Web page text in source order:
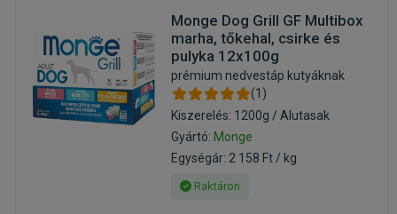
Monge Dog Grill GF Multibox
marha, tőkehal, csirke és
pulyka 12x100g
prémium nedvestáp kutyáknak
(1)
Kiszerelés: 1200g / Alutasak
Gyártó: Monge
Egységár: 2 158 Ft / kg
Raktáron